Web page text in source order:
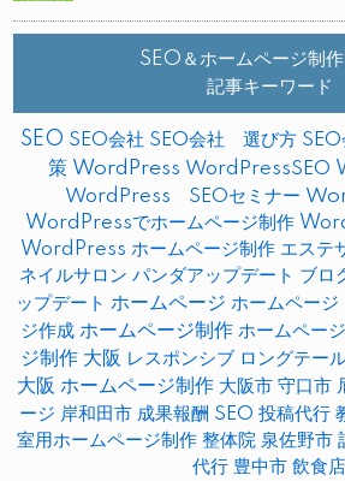
SEO＆ホームページ制
記事キーワード
SEO SEO会社 SEO会社 選び方 SEO
策 WordPress WordPressSEO
WordPress SEOセミナー
WordPressでホームページ制作
WordPress ホームページ制作 エステ
ネイルサロン パンダアップデート ブロ
ップデート ホームページ ホームペー
ジ作成 ホームページ制作 ホームペー
ジ制作 大阪 レスポンシブ ロングテー
大阪 ホームページ制作 大阪市 守口市
ージ 岸和田市 成果報酬 SEO 投稿代行
室用ホームページ制作 整体院 泉佐野市
代行 豊中市 飲食店